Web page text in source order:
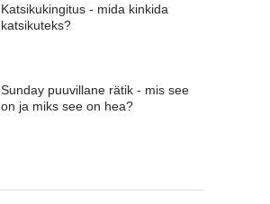
Katsikukingitus - mida kinkida
katsikuteks?
Sunday puuvillane rätik - mis see
on ja miks see on hea?